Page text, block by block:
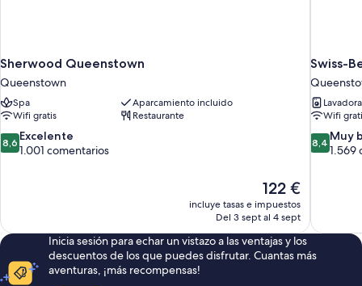
Sherwood Queenstown
Queenstown
Spa
Aparcamiento incluido
Wifi gratis
Restaurante
8.6
sobre
8,6 Excelente
1.001 comentarios
El
precio
actual
de
122 €
122 €
incluye tasas e impuestos
Del 3 sept al 4 sept
Swiss-
Lavadora
Wifi
8.4
sobre
8,4 Muy
1.569
Inicia sesión para echar un vistazo a las ventajas y los
descuentos de los que puedes disfrutar. Cuantas más
aventuras, ¡más recompensas!